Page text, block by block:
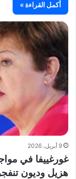
أكمل القراءة »
9 أبريل، 2026
هزيل وديون